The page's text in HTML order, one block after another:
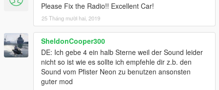
Please Fix the Radio!! Excellent Car!
25 Tháng mười hai, 2019
SheldonCooper300
DE: Ich gebe 4 ein halb Sterne weil der Sound leider
nicht so ist wie es sollte ich empfehle dir z.b. den
Sound vom Pfister Neon zu benutzen ansonsten
guter mod